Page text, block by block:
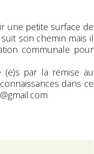
une petite surface de
son chemin mais il
communale pour
(e)s par la remise au
dans ce